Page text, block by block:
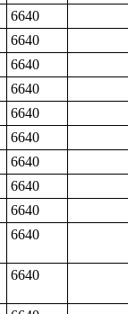
6640
6640
6640
6640
6640
6640
6640
6640
6640
6640
6640